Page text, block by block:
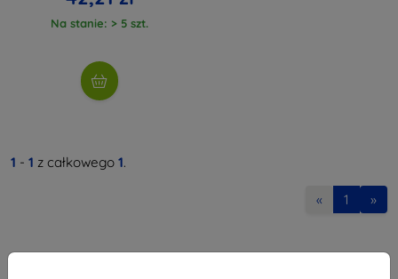
Na stanie: > 5 szt.
1 - 1 z całkowego 1.
« 1 »